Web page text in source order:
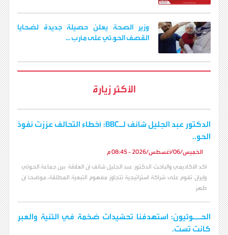
وزير الصحة يعلن حصيلة جديدة لضحايا
القصف الحو.ثي على مأرب ...
الأكثر زيارة
الدكتور عبد الجليل شائف لـBBC: أخطاء التحالف عززت نفوذ
الحو..
الخميس/06/أغسطس/2026 - 08:45 م
أكد الأكاديمي والباحث الدكتور عبد الجليل شائف أن العلاقة بين جماعة الحوثي
وإيران تقوم على شراكة استراتيجية تتجاوز مفهوم التبعية المطلقة، موضحاً أن
طهر
الحـ,ـوثيون: استهدفنا تحشيدات ضخمة في الثنية والعبر
كانت تست.